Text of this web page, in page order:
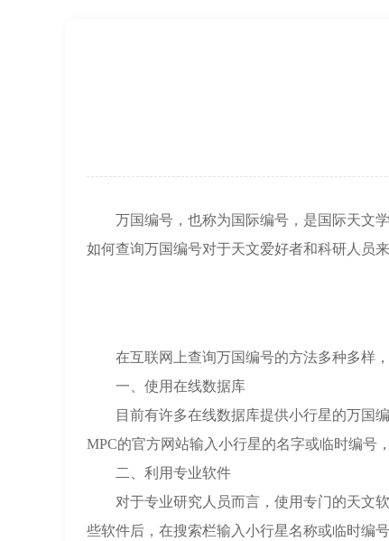
万国编号，也称为国际编号，是国际天文学
如何查询万国编号对于天文爱好者和科研人员来
在互联网上查询万国编号的方法多种多样，
一、使用在线数据库
目前有许多在线数据库提供小行星的万国编
MPC的官方网站输入小行星的名字或临时编号
二、利用专业软件
对于专业研究人员而言，使用专门的天文软
些软件后，在搜索栏输入小行星名称或临时编